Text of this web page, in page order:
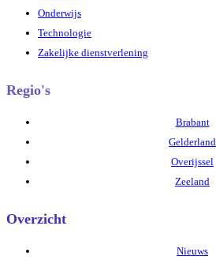
Onderwijs
Technologie
Zakelijke dienstverlening
Regio's
Brabant
Gelderland
Overijssel
Zeeland
Overzicht
Nieuws